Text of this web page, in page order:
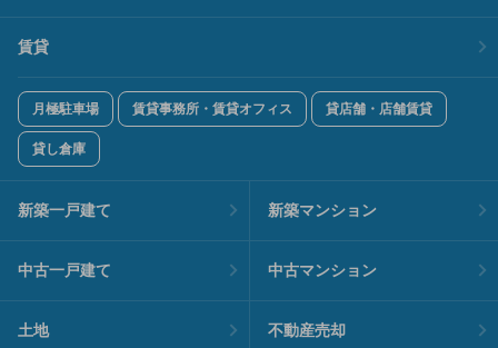
賃貸
月極駐車場 賃貸事務所・賃貸オフィス 貸店舗・店舗賃貸
貸し倉庫
新築一戸建て 新築マンション
中古一戸建て 中古マンション
土地 不動産売却